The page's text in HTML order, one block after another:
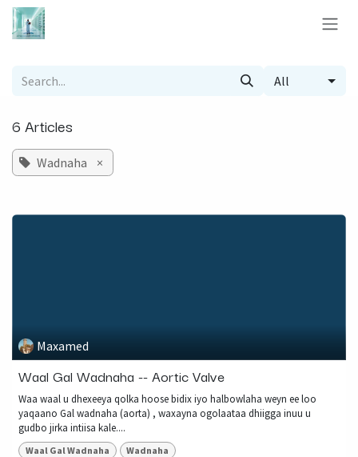
Skip to Content
All
6 Articles
Wadnaha ×
Maxamed
Waal Gal Wadnaha -- Aortic Valve
Waa waal u dhexeeya qolka hoose bidix iyo halbowlaha weyn ee loo
yaqaano Gal wadnaha (aorta) , waxayna ogolaataa dhiigga inuu u
gudbo jirka intiisa kale....
Waal Gal Wadnaha Wadnaha